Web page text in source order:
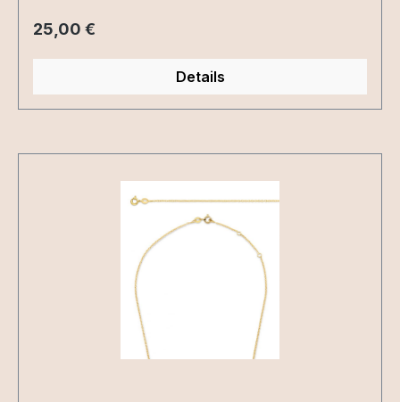
Regulärer Preis:
25,00 €
Details